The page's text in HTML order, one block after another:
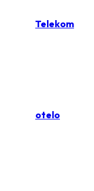
Telekom
otelo